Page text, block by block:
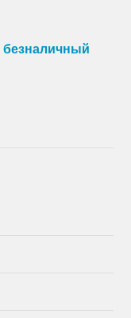
безналичный